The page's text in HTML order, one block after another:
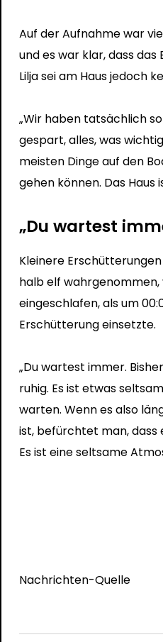
Auf der Aufnahme war
und es war klar, dass
Lilja sei am Haus jedoch
„Wir haben tatsächlich
gespart, alles, was
meisten Dinge auf den
gehen können. Das
„Du wartest
Kleinere
halb elf
eingeschlafen, als um
Erschütterung einsetzte.
„Du wartest immer.
ruhig. Es ist etwas
warten. Wenn es also
ist, befürchtet man, dass
Es ist eine seltsame
Nachrichten-Quelle